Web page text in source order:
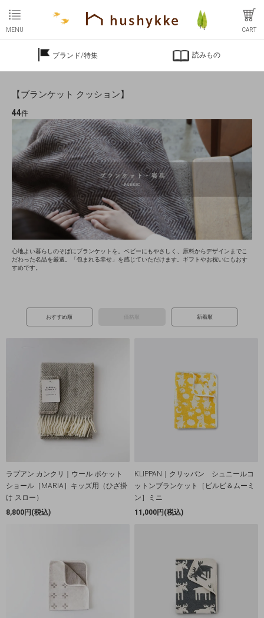
MENU CART
ブランド/特集 読みもの
【ブランケット クッション】
44件
心地よい暮らしのそばにブランケットを。ベビーにもやさしく、原料からデザインまでこ
だわった名品を厳選。「包まれる幸せ」を感じていただけます。ギフトやお祝いにもおす
すめです。
おすすめ順 新着順
ラプアン カンクリ｜ウール ポケット
ショール［MARIA］キッズ用（ひざ掛
け スロー）
8,800円(税込)
KLIPPAN｜クリッパン シュニールコ
ットンブランケット［ピルビ＆ムーミ
ン］ミニ
11,000円(税込)